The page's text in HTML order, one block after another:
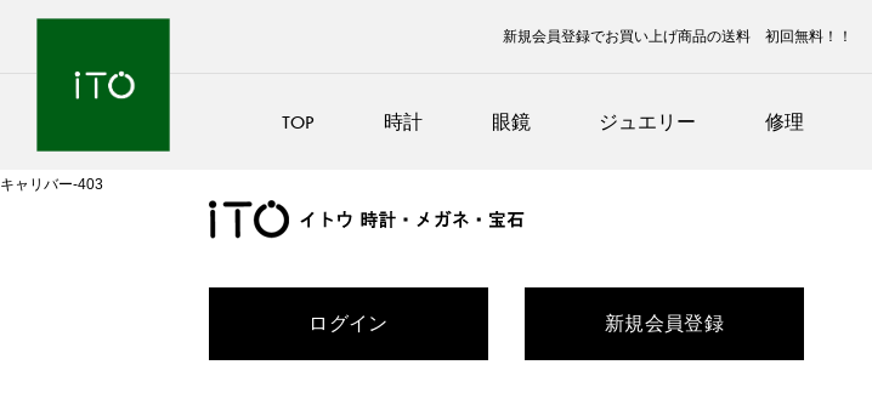
新規会員登録でお買い上げ商品の送料 初回無料！！
TOP 時計 眼鏡 ジュエリー 修理
キャリバー-403
ログイン 新規会員登録